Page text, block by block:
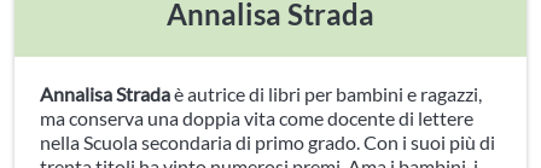
Annalisa Strada
Annalisa Stradaè autrice di libri per bambini e ragazzi,
ma conserva una doppia vita come docente di lettere
nella Scuola secondaria di primo grado. Con i suoi più di